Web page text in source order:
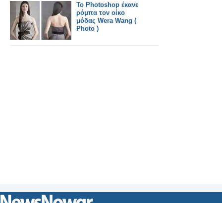
Το Photoshop έκανε
ρόμπα τον οίκο
μόδας Wera Wang (
Photo )